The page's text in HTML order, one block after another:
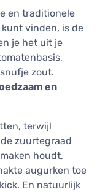
en traditionele
vinden, is de
je het uit je
zout.
en
terwijl
zuurtegraad
houdt,
augurken toe
En natuurlijk